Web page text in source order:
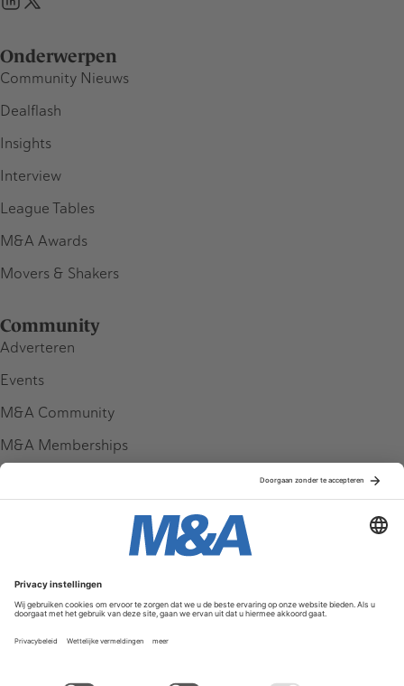
Onderwerpen
Community Nieuws
Dealflash
Insights
Interview
League Tables
M&A Awards
Movers & Shakers
Community
Adverteren
Events
M&A Community
M&A Memberships
Service & Contact
Contact
FAQ
Werken bij ons